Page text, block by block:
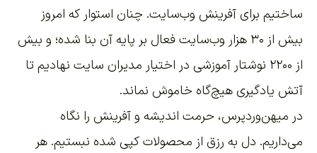
ساختیم برای آفرینش وب‌سایت. چنان استوار که امروز
بیش از ۳۰ هزار وب‌سایت فعال بر پایه آن بنا شده؛ و بیش
از ۲۲۰۰
نوشتار آموزشی در اختیار مدیران سایت نهادیم تا
آتش یادگیری هیچ‌گاه خاموش نماند.
در میهن‌وردپرس، حرمت اندیشه و آفرینش را نگاه
می‌داریم. دل به رزق از محصولات کپی شده نبستیم. هر